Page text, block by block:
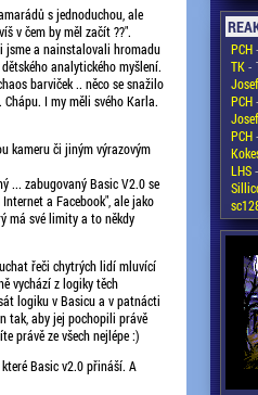
s jednoduchou, ale
v čem by měl začít ??".
jsme a nainstalovali hromadu
analytického myšlení.
barviček .. něco se snažilo
I my měli svého Karla.
kameru či jiným výrazovým
... zabugovaný Basic V2.0 se
a Facebook", ale jako
má své limity a to někdy
řeči chytrých lidí mluvící
vychází z logiky těch
logiku v Basicu a v patnácti
tak, aby jej pochopili právě
právě ze všech nejlépe :)
Basic v2.0 přináší. A
PCH
TK-
PCH
PCH
LHS